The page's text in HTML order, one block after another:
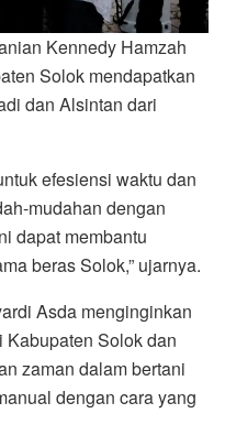
Kennedy Hamzah
Solok mendapatkan
dan Alsintan dari
efesiensi waktu dan
mudahan dengan
dapat membantu
beras Solok,” ujarnya.
Asda menginginkan
Kabupaten Solok dan
zaman dalam bertani
dengan cara yang